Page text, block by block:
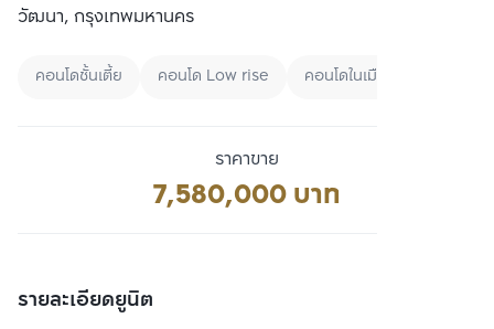
วัฒนา, กรุงเทพมหานคร
คอนโดชั้นเตี้ย คอนโด Low rise คอนโดในเมือง
ราคาขาย
7,580,000 บาท
รายละเอียดยูนิต